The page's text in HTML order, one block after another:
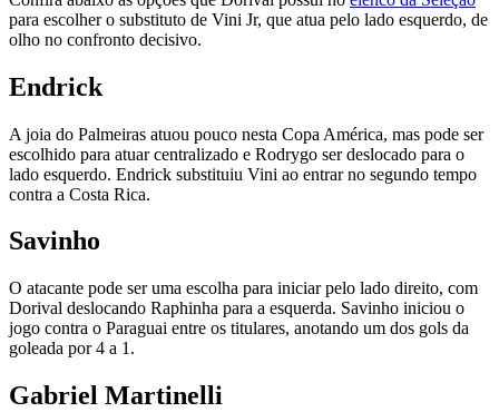
para escolher o substituto de Vini Jr, que atua pelo lado esquerdo, de
olho no confronto decisivo.
Endrick
A joia do Palmeiras atuou pouco nesta Copa América, mas pode ser
escolhido para atuar centralizado e Rodrygo ser deslocado para o
lado esquerdo. Endrick substituiu Vini ao entrar no segundo tempo
contra a Costa Rica.
Savinho
O atacante pode ser uma escolha para iniciar pelo lado direito, com
Dorival deslocando Raphinha para a esquerda. Savinho iniciou o
jogo contra o Paraguai entre os titulares, anotando um dos gols da
goleada por 4 a 1.
Gabriel Martinelli